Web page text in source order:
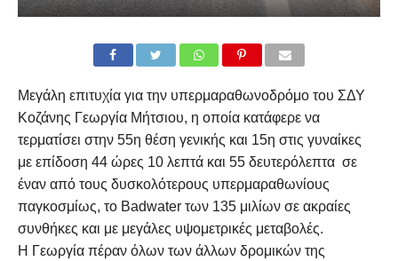
Μεγάλη επιτυχία για την υπερμαραθωνοδρόμο του ΣΔΥ
Κοζάνης Γεωργία Μήτσιου, η οποία κατάφερε να
τερματίσει στην 55η θέση γενικής και 15η στις γυναίκες
με επίδοση 44 ώρες 10 λεπτά και 55 δευτερόλεπτα σε
έναν από τους δυσκολότερους υπερμαραθωνίους
παγκοσμίως, το Badwater των 135 μιλίων σε ακραίες
συνθήκες και με μεγάλες υψομετρικές μεταβολές.
Η Γεωργία πέραν όλων των άλλων δρομικών της